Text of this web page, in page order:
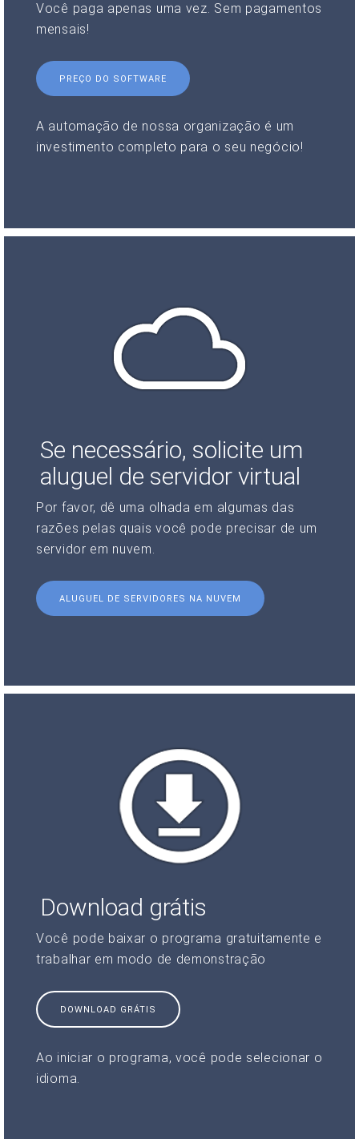
Você paga apenas uma vez. Sem pagamentos
mensais!
PREÇO DO SOFTWARE
A automação de nossa organização é um
investimento completo para o seu negócio!
Se necessário, solicite um
aluguel de servidor virtual
Por favor, dê uma olhada em algumas das
razões pelas quais você pode precisar de um
servidor em nuvem.
ALUGUEL DE SERVIDORES NA NUVEM
Download grátis
Você pode baixar o programa gratuitamente e
trabalhar em modo de demonstração
DOWNLOAD GRÁTIS
Ao iniciar o programa, você pode selecionar o
idioma.